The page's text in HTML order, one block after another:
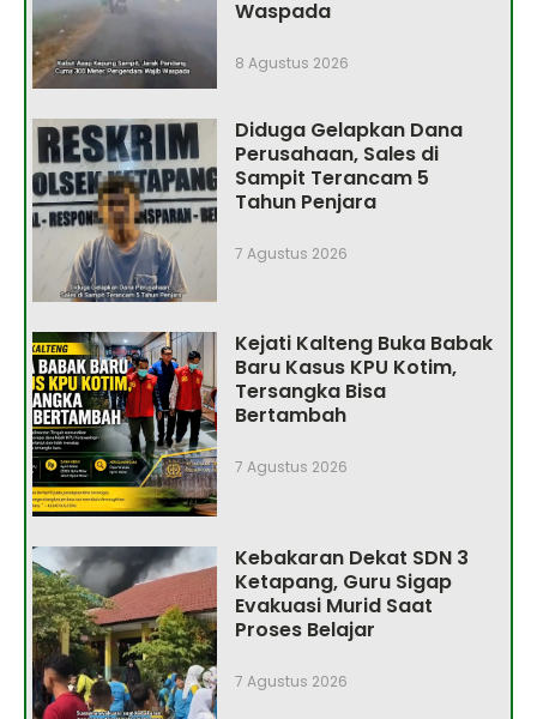
Waspada
8 Agustus 2026
Diduga Gelapkan Dana
Perusahaan, Sales di
Sampit Terancam 5
Tahun Penjara
7 Agustus 2026
Kejati Kalteng Buka Babak
Baru Kasus KPU Kotim,
Tersangka Bisa
Bertambah
7 Agustus 2026
Kebakaran Dekat SDN 3
Ketapang, Guru Sigap
Evakuasi Murid Saat
Proses Belajar
7 Agustus 2026